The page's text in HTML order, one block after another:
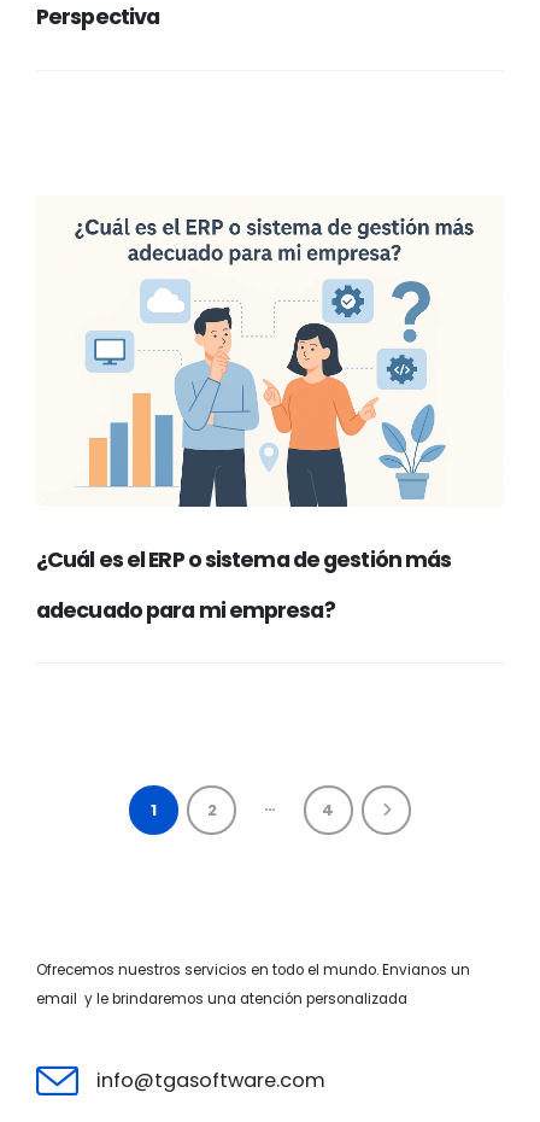
Perspectiva
¿Cuál es el ERP o sistema de gestión más
adecuado para mi empresa?
1 2 … 4
Ofrecemos nuestros servicios en todo el mundo. Envianos un
email y le brindaremos una atención personalizada
info@tgasoftware.com